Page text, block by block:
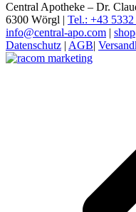
Central Apotheke – Dr.
6300 Wörgl | Tel.: +43
info@central-apo.com |
Datenschutz | AGB|